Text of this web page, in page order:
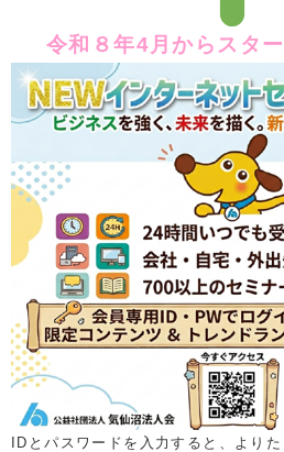
令和８年4月からスタ
IDとパスワードを入力すると、より